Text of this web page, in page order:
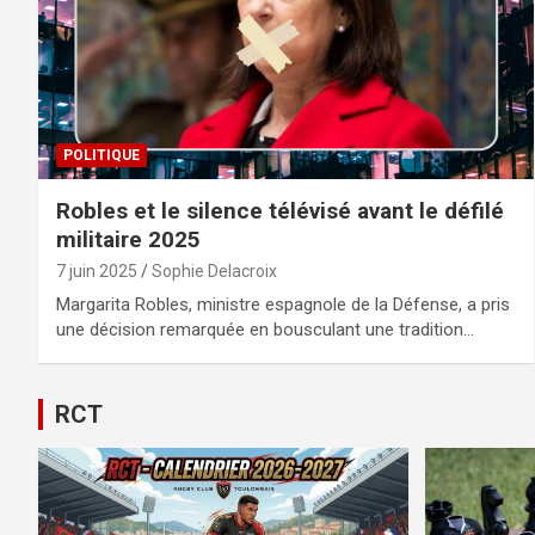
POLITIQUE
Robles et le silence télévisé avant le défilé
militaire 2025
7 juin 2025 Sophie Delacroix
Margarita Robles, ministre espagnole de la Défense, a pris
une décision remarquée en bousculant une tradition…
RCT